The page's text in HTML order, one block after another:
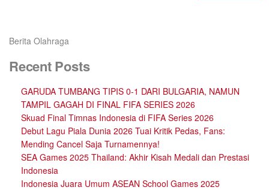
Berita Olahraga
Recent Posts
GARUDA TUMBANG TIPIS 0-1 DARI BULGARIA, NAMUN
TAMPIL GAGAH DI FINAL FIFA SERIES 2026
Skuad Final Timnas Indonesia di FIFA Series 2026
Debut Lagu Piala Dunia 2026 Tuai Kritik Pedas, Fans:
Mending Cancel Saja Turnamennya!
SEA Games 2025 Thailand: Akhir Kisah Medali dan Prestasi
Indonesia
Indonesia Juara Umum ASEAN School Games 2025